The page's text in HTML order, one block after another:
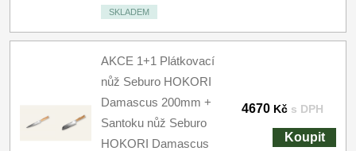
SKLADEM
AKCE 1+1 Plátkovací
nůž Seburo HOKORI
Damascus 200mm +
Santoku nůž Seburo
HOKORI Damascus
4670 Kč s DPH
Koupit